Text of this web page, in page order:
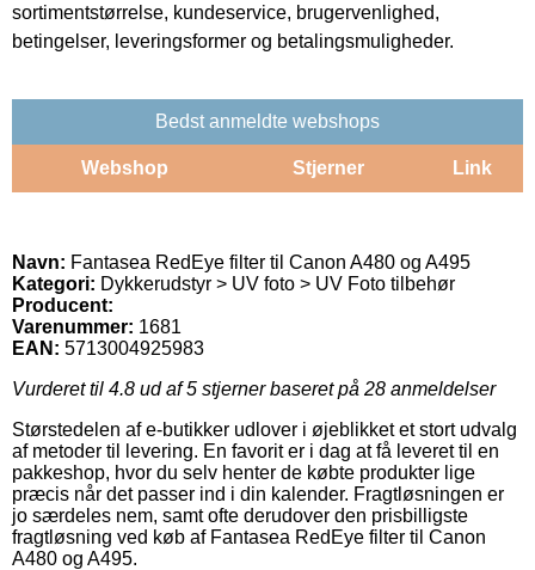
sortimentstørrelse, kundeservice, brugervenlighed,
betingelser, leveringsformer og betalingsmuligheder.
Bedst anmeldte webshops
Webshop Stjerner Link
Navn: Fantasea RedEye filter til Canon A480 og A495
Kategori: Dykkerudstyr > UV foto > UV Foto tilbehør
Producent:
Varenummer: 1681
EAN: 5713004925983
Vurderet til 4.8 ud af 5 stjerner baseret på 28 anmeldelser
Størstedelen af e-butikker udlover i øjeblikket et stort udvalg
af metoder til levering. En favorit er i dag at få leveret til en
pakkeshop, hvor du selv henter de købte produkter lige
præcis når det passer ind i din kalender. Fragtløsningen er
jo særdeles nem, samt ofte derudover den prisbilligste
fragtløsning ved køb af Fantasea RedEye filter til Canon
A480 og A495.